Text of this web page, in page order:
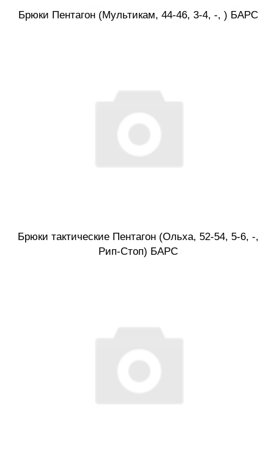
Брюки Пентагон (Мультикам, 44-46, 3-4, -, ) БАРС
Брюки тактические Пентагон (Ольха, 52-54, 5-6, -,
Рип-Стоп) БАРС